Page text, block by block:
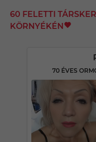
60 FELETTI
KÖRNYÉKÉN
70 ÉVES